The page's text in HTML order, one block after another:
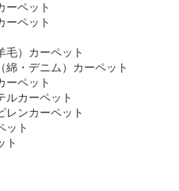
ーペット
ーペット
毛）カーペット
綿・デニム）カーペット
ーペット
ルカーペット
レンカーペット
ット
ト